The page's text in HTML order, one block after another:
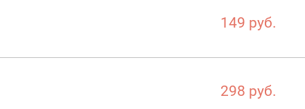
149 руб.
298 руб.